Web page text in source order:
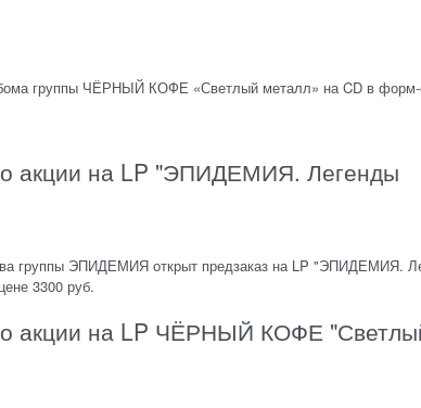
группы ЧЁРНЫЙ КОФЕ «Светлый металл» на CD в
акции на LP "ЭПИДЕМИЯ. Легенды
группы ЭПИДЕМИЯ открыт предзаказ на LP "ЭПИДЕМИЯ.
3300 руб.
акции на LP ЧЁРНЫЙ КОФЕ